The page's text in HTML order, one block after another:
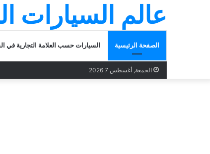
عالم السيارات
الصفحة الرئيسية السيارات حسب العلامة التجارية في
الجمعة, أغسطس 7 2026